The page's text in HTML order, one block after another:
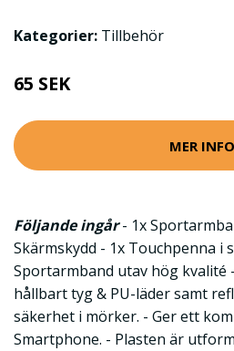
Kategorier: Tillbehör
65 SEK
MER
Följande ingår- 1x
Skärmskydd - 1x Touchpenna i
Sportarmband utav hög kvalité
hållbart tyg & PU-läder samt
säkerhet i mörker. - Ger ett
Smartphone. - Plasten är